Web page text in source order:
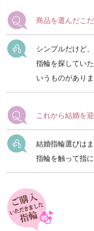
商品を選んだこ
シンプルだけど
指輪を探してい
いうものがあり
これから結婚を
結婚指輪選びは
指輪を触って指